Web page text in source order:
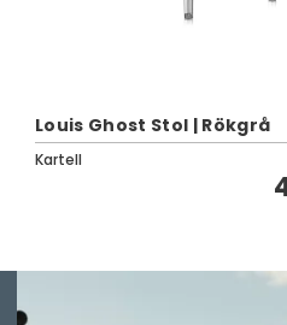
Louis Ghost Stol | Rökgrå
Kartell